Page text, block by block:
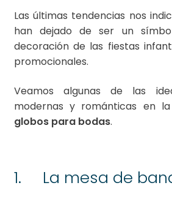
Las últimas tendencias nos
han dejado de ser un
decoración de las fiestas
promocionales.
Veamos algunas de las
modernas y románticas en la
globos para bodas.
1. La mesa de